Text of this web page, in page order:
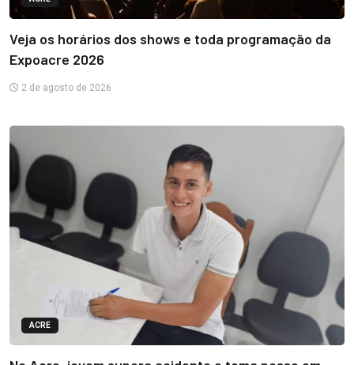
Veja os horários dos shows e toda programação da
Expoacre 2026
2 de agosto de 2026
ACRE